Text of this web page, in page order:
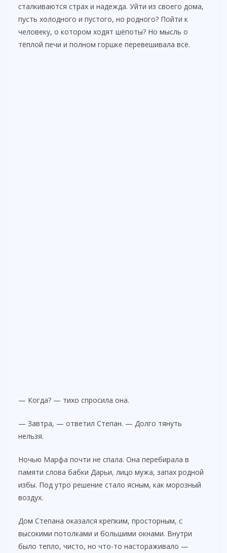
сталкиваются страх и надежда. Уйти из своего дома,
пусть холодного и пустого, но родного? Пойти к
человеку, о котором ходят шёпоты? Но мысль о
тёплой печи и полном горшке перевешивала всё.
— Когда? — тихо спросила она.
— Завтра, — ответил Степан. — Долго тянуть
нельзя.
Ночью Марфа почти не спала. Она перебирала в
памяти слова бабки Дарьи, лицо мужа, запах родной
избы. Под утро решение стало ясным, как морозный
воздух.
Дом Степана оказался крепким, просторным, с
высокими потолками и большими окнами. Внутри
было тепло, чисто, но что-то настораживало —